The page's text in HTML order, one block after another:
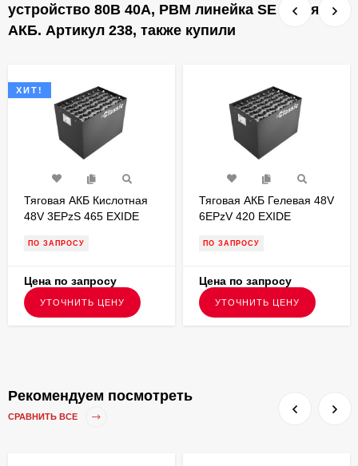
устройство 80В 40А, PBM линейка SE T для
АКБ. Артикул 238, также купили
ХИТ!
Тяговая АКБ Кислотная
48V 3EPzS 465 EXIDE
FKB000162
ПО ЗАПРОСУ
Цена по запросу
УТОЧНИТЬ ЦЕНУ
Тяговая АКБ Гелевая 48V
6EPzV 420 EXIDE
ПО ЗАПРОСУ
Цена по запросу
УТОЧНИТЬ ЦЕНУ
Рекомендуем посмотреть
СРАВНИТЬ ВСЕ